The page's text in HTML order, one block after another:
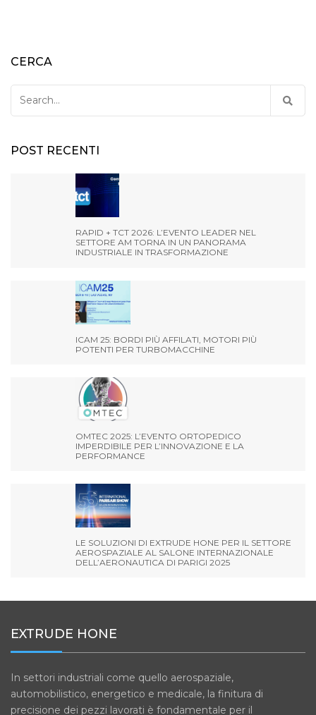
CERCA
for:
POST RECENTI
RAPID + TCT 2026: L’EVENTO LEADER NEL
SETTORE AM TORNA IN UN PANORAMA
INDUSTRIALE IN TRASFORMAZIONE
ICAM 25: BORDI PIÙ AFFILATI, MOTORI PIÙ
POTENTI PER TURBOMACCHINE
OMTEC 2025: L’EVENTO ORTOPEDICO
IMPERDIBILE PER L’INNOVAZIONE E LA
PERFORMANCE
LE SOLUZIONI DI EXTRUDE HONE PER IL SETTORE
AEROSPAZIALE AL SALONE INTERNAZIONALE
DELL’AERONAUTICA DI PARIGI 2025
EXTRUDE HONE
In settori industriali come quello aerospaziale,
automobilistico, energetico e medicale, la finitura di
precisione dei pezzi lavorati è fondamentale per il